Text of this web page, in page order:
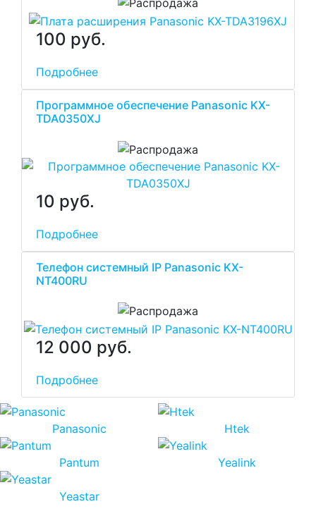
100 руб.
Подробнее
Программное обеспечение Panasonic KX-
TDA0350XJ
10 руб.
Подробнее
Телефон системный IP Panasonic KX-
NT400RU
12 000 руб.
Подробнее
Panasonic Htek
Pantum Yealink
Yeastar